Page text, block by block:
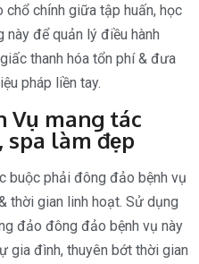
chính giữa tập huấn, học
này để quản lý điều hành
thanh hóa tổn phí & đưa
pháp liền tay.
Vụ mang tác
spa làm đẹp
buộc phải đông đảo bệnh vụ
thời gian linh hoạt. Sử dụng
đảo đông đảo bệnh vụ này
gia đình, thuyên bớt thời gian